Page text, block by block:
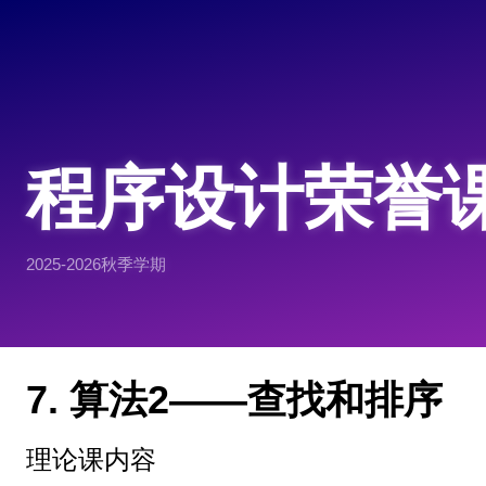
程序设计荣誉
2025-2026秋季学期
7. 算法2——查找和排序
理论课内容